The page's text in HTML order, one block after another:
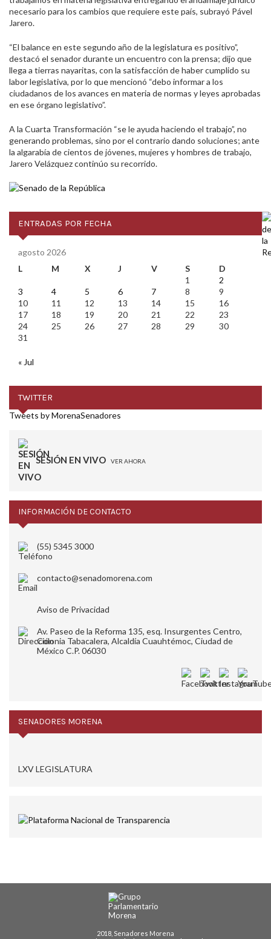
necesario para los cambios que requiere este país, subrayó Pável
Jarero.
“El balance en este segundo año de la legislatura es positivo”,
destacó el senador durante un encuentro con la prensa; dijo que
llega a tierras nayaritas, con la satisfacción de haber cumplido su
labor legislativa, por lo que mencionó “debo informar a los
ciudadanos de los avances en materia de normas y leyes aprobadas
en ese órgano legislativo”.
A la Cuarta Transformación “se le ayuda haciendo el trabajo”, no
generando problemas, sino por el contrario dando soluciones; ante
la algarabía de cientos de jóvenes, mujeres y hombres de trabajo,
Jarero Velázquez continúo su recorrido.
ENTRADAS POR FECHA
agosto 2026
L
M X J V S
D
1
2
3
4 5 6 7 8
9
10
11 12 13 14 15
16
17
18 19 20 21 22
23
24
25 26 27 28 29
30
31
« Jul
TWITTER
Tweets by MorenaSenadores
SESIÓN EN VIVO VER AHORA
INFORMACIÓN DE CONTACTO
(55) 5345 3000
contacto@senadomorena.com
Aviso de Privacidad
Av. Paseo de la Reforma 135, esq. Insurgentes Centro,
Colonia Tabacalera, Alcaldía Cuauhtémoc, Ciudad de
México C.P. 06030
SENADORES MORENA
LXV LEGISLATURA
2018, Senadores Morena